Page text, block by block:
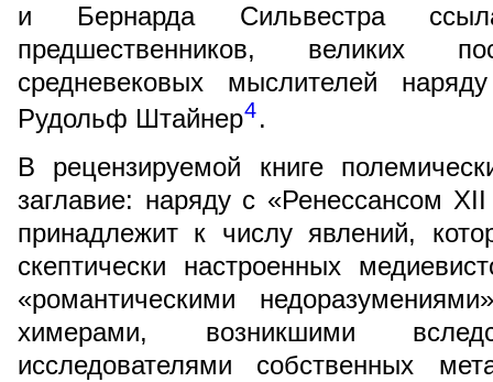
и Бернарда Сильвестра
предшественников, великих
средневековых мыслителей
Рудольф Штайнер4.
В рецензируемой книге
заглавие: наряду с «Ренессансом
принадлежит к числу явлений,
скептически настроенных
«романтическими
химерами, возникшими
исследователями собственных